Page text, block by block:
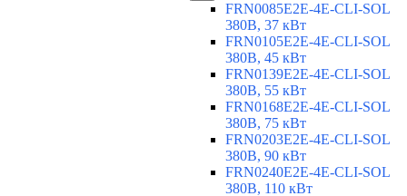
FRN0085E2E-4E-CLI-SOL
380В, 37 кВт
FRN0105E2E-4E-CLI-SOL
380В, 45 кВт
FRN0139E2E-4E-CLI-SOL
380В, 55 кВт
FRN0168E2E-4E-CLI-SOL
380В, 75 кВт
FRN0203E2E-4E-CLI-SOL
380В, 90 кВт
FRN0240E2E-4E-CLI-SOL
380В, 110 кВт